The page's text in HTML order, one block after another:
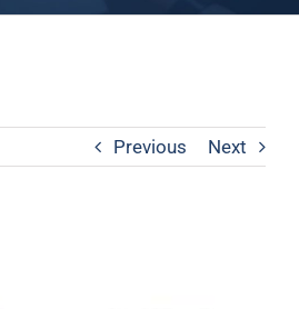
Previous Next